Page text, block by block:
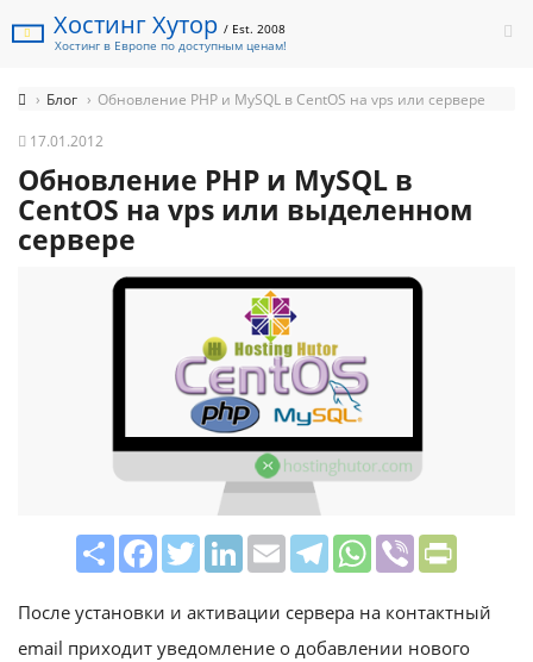
Хостинг Хутор/ Est. 2008
Хостинг в Европе по доступным ценам!
Блог Обновление PHP и MySQL в CentOS на vps или сервере
17.01.2012
Обновление PHP и MySQL в
CentOS на vps или выделенном
сервере
ShareFacebookTwitterLinkedIn
EmailTelegramWhatsApp
Viber
После установки и активации сервера на контактный
email приходит уведомление о добавлении нового